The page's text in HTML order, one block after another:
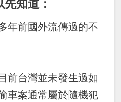
知道：
年前國外流傳過的不
前台灣並未發生過如
車案通常屬於隨機犯